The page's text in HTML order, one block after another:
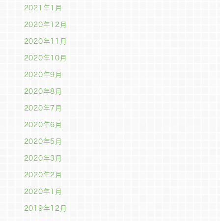
2021年1月
2020年12月
2020年11月
2020年10月
2020年9月
2020年8月
2020年7月
2020年6月
2020年5月
2020年3月
2020年2月
2020年1月
2019年12月